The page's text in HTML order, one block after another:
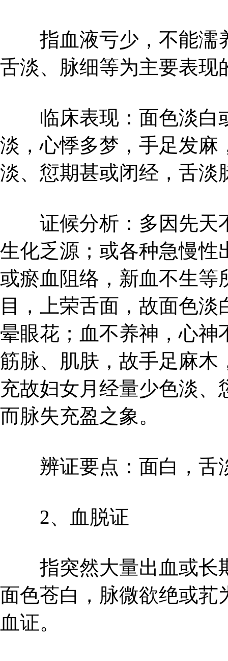
指血液亏少，不能濡
舌淡、脉细等为主要表现
临床表现：面色淡白
淡，心悸多梦，手足发麻
淡、愆期甚或闭经，舌淡
证候分析：多因先天
生化乏源；或各种急慢性
或瘀血阻络，新血不生等
目，上荣舌面，故面色
晕眼花；血不养神，心神
筋脉、肌肤，故手足麻木
充故妇女月经量少色淡
而脉失充盈之象。
辨证要点：面白，舌
2、血脱证
指突然大量出血或长
面色苍白，脉微欲绝或芤
血证。